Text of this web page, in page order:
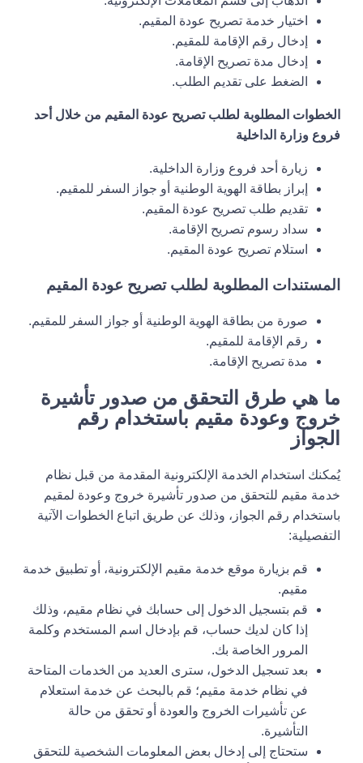
اختيار خدمة تصريح عودة المقيم.
إدخال رقم الإقامة للمقيم.
إدخال مدة تصريح الإقامة.
الضغط على تقديم الطلب.
الخطوات المطلوبة لطلب تصريح عودة المقيم من خلال أحد
فروع وزارة الداخلية
زيارة أحد فروع وزارة الداخلية.
إبراز بطاقة الهوية الوطنية أو جواز السفر للمقيم.
تقديم طلب تصريح عودة المقيم.
سداد رسوم تصريح الإقامة.
استلام تصريح عودة المقيم.
المستندات المطلوبة لطلب تصريح عودة المقيم
صورة من بطاقة الهوية الوطنية أو جواز السفر للمقيم.
رقم الإقامة للمقيم.
مدة تصريح الإقامة.
ما هي طرق التحقق من صدور تأشيرة
خروج وعودة مقيم باستخدام رقم
الجواز
يُمكنك استخدام الخدمة الإلكترونية المقدمة من قبل نظام
خدمة مقيم للتحقق من صدور تأشيرة خروج وعودة لمقيم
باستخدام رقم الجواز، وذلك عن طريق اتباع الخطوات الآتية
التفصيلية:
قم بزيارة موقع خدمة مقيم الإلكترونية، أو تطبيق خدمة
مقيم.
قم بتسجيل الدخول إلى حسابك في نظام مقيم، وذلك
إذا كان لديك حساب، قم بإدخال اسم المستخدم وكلمة
المرور الخاصة بك.
بعد تسجيل الدخول، سترى العديد من الخدمات المتاحة
في نظام خدمة مقيم؛ قم بالبحث عن خدمة استعلام
عن تأشيرات الخروج والعودة أو تحقق من حالة
التأشيرة.
ستحتاج إلى إدخال بعض المعلومات الشخصية للتحقق